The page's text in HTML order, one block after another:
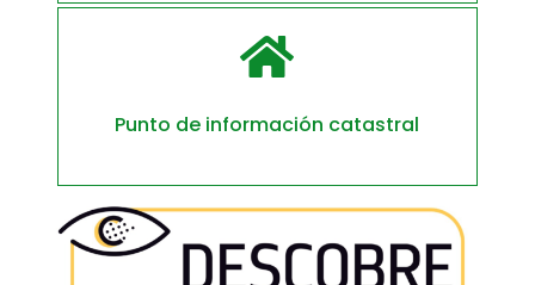

Punto de información catastral